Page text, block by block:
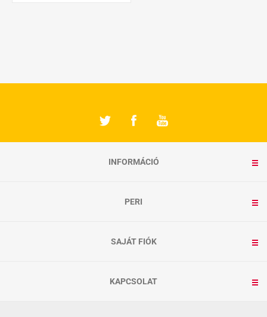
INFORMÁCIÓ
PERI
SAJÁT FIÓK
KAPCSOLAT